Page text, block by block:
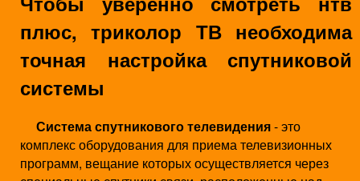
плюс, триколор ТВ необходима
точная настройка спутниковой
системы
Система спутникового телевидения- это
комплекс оборудования для приема телевизионных
программ, вещание которых осуществляется через